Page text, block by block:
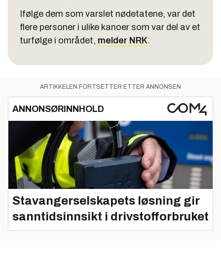
Ifølge dem som varslet nødetatene, var det
flere personer i ulike kanoer som var del av et
turfølge i området, melder NRK.
ARTIKKELEN FORTSETTER ETTER ANNONSEN
ANNONSØRINNHOLD
Stavangerselskapets løsning gir
sanntidsinnsikt i drivstofforbruket